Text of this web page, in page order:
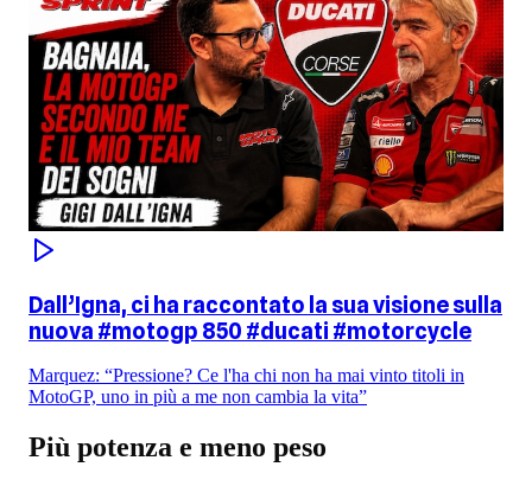
Dall’Igna, ci ha raccontato la sua visione sulla
nuova #motogp 850 #ducati #motorcycle
Marquez: “Pressione? Ce l'ha chi non ha mai vinto titoli in
MotoGP, uno in più a me non cambia la vita”
Più potenza e meno peso